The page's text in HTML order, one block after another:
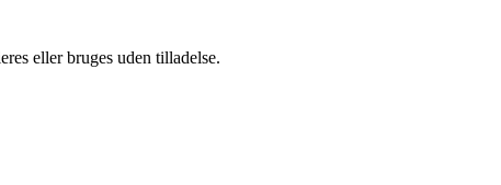
eller bruges uden tilladelse.